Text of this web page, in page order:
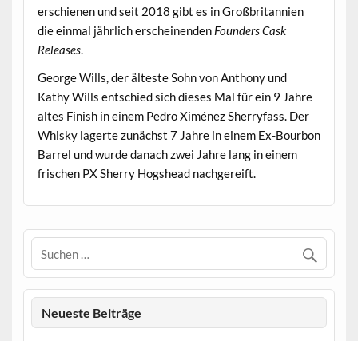
erschienen und seit 2018 gibt es in Großbritannien
die einmal jährlich erscheinenden Founders Cask
Releases.
George Wills, der älteste Sohn von Anthony und
Kathy Wills entschied sich dieses Mal für ein 9 Jahre
altes Finish in einem Pedro Ximénez Sherryfass. Der
Whisky lagerte zunächst 7 Jahre in einem Ex-Bourbon
Barrel und wurde danach zwei Jahre lang in einem
frischen PX Sherry Hogshead nachgereift.
Neueste Beiträge